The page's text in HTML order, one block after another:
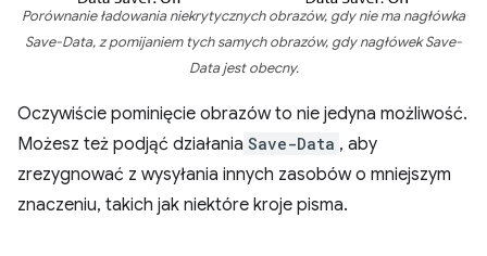
Porównanie ładowania niekrytycznych obrazów, gdy nie ma nagłówka
Save-Data, z pomijaniem tych samych obrazów, gdy nagłówek Save-
Data jest obecny.
Oczywiście pominięcie obrazów to nie jedyna możliwość.
Możesz też podjąć działania Save-Data , aby
zrezygnować z wysyłania innych zasobów o mniejszym
znaczeniu, takich jak niektóre kroje pisma.